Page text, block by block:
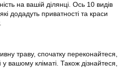
на вашій ділянці. Ось 10 видів
додадуть приватності та краси
траву, спочатку переконайтеся,
вашому кліматі. Також дізнайтеся,